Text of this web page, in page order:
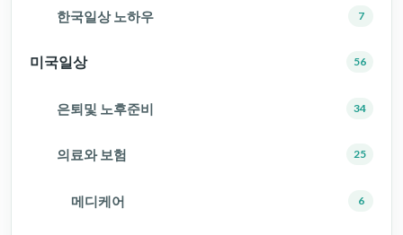
한국일상 노하우 7
미국일상 56
은퇴및 노후준비 34
의료와 보험 25
메디케어 6